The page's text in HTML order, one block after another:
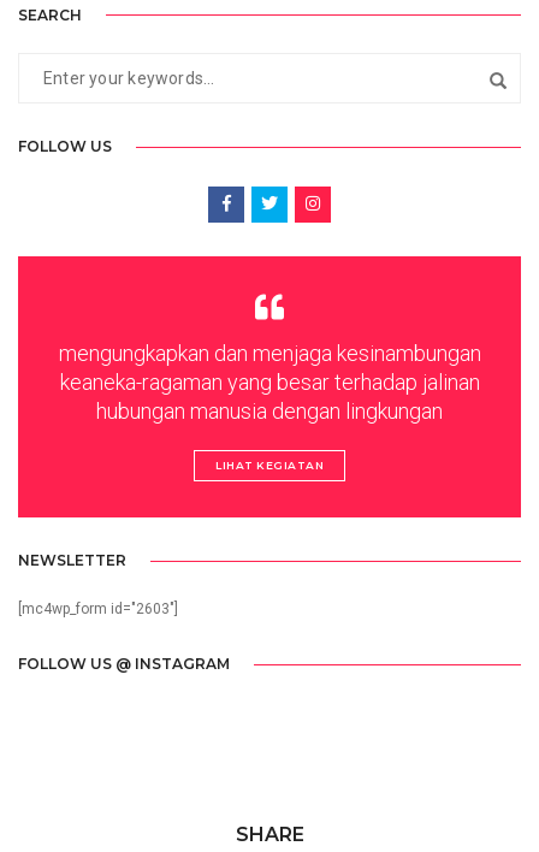
SEARCH
FOLLOW US
mengungkapkan dan menjaga kesinambungan
keaneka-ragaman yang besar terhadap jalinan
hubungan manusia dengan lingkungan
LIHAT KEGIATAN
NEWSLETTER
[mc4wp_form id="2603"]
FOLLOW US @ INSTAGRAM
SHARE